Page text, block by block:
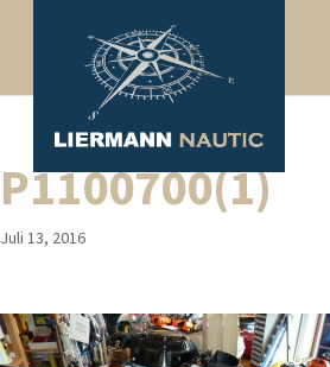
P1100700(1)
Juli 13, 2016